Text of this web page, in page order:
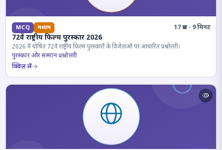
MCQ मध्यम 17 प्रश्न · 9 मिनट
72वें राष्ट्रीय फिल्म पुरस्कार 2026
2026 में घोषित 72वें राष्ट्रीय फिल्म पुरस्कारों के विजेताओं पर आधारित प्रश्नोत्तरी।
पुरस्कार और सम्मान प्रश्नोत्तरी
क्विज़ लें